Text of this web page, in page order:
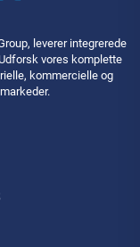
leverer integrerede
vores komplette
kommercielle og